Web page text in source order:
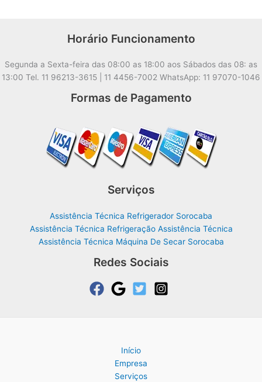
Horário Funcionamento
Segunda a Sexta-feira das 08:00 as 18:00 aos Sábados das 08: as
13:00 Tel. 11 96213-3615 | 11 4456-7002 WhatsApp: 11 97070-1046
Formas de Pagamento
Serviços
Assistência Técnica Refrigerador Sorocaba
Assistência Técnica Refrigeração Assistência Técnica
Assistência Técnica Máquina De Secar Sorocaba
Redes Sociais
Início
Empresa
Serviços